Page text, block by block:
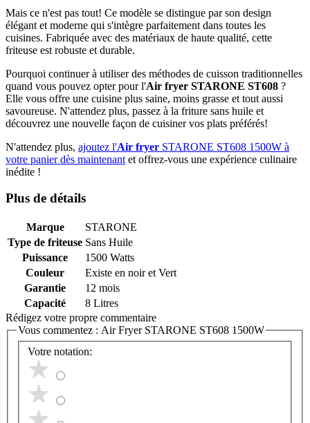
Mais ce n'est pas tout! Ce modèle se distingue par son design
élégant et moderne qui s'intègre parfaitement dans toutes les
cuisines. Fabriquée avec des matériaux de haute qualité, cette
friteuse est robuste et durable.
Pourquoi continuer à utiliser des méthodes de cuisson traditionnelles
quand vous pouvez opter pour l'Air fryer STARONE ST608 ?
Elle vous offre une cuisine plus saine, moins grasse et tout aussi
savoureuse. N'attendez plus, passez à la friture sans huile et
découvrez une nouvelle façon de cuisiner vos plats préférés!
N'attendez plus, ajoutez l'Air fryer STARONE ST608 1500W à
votre panier dès maintenant et offrez-vous une expérience culinaire
inédite !
Plus de détails
Marque
STARONE
Type de friteuse Sans Huile
Puissance
1500 Watts
Couleur
Existe en noir et Vert
Garantie
12 mois
Capacité
8 Litres
Rédigez votre propre commentaire
Vous commentez : Air Fryer STARONE ST608 1500W
Votre notation: